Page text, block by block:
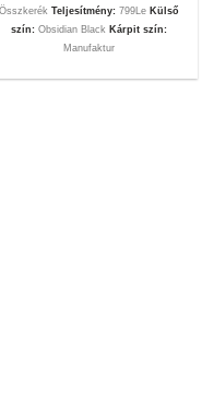
Összkerék Teljesítmény: 799Le Külső
szín: Obsidian Black Kárpit szín:
Manufaktur